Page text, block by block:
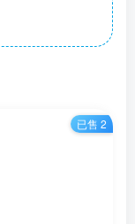
已售 2